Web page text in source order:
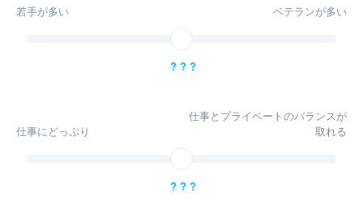
若手が多い ベテランが多い
? ? ?
仕事にどっぷり
仕事とプライベートのバランスが
取れる
? ? ?